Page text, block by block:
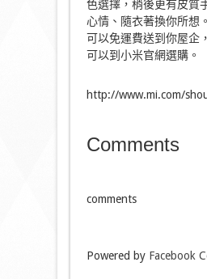
色選擇，稍後更有皮質
心情、隨衣著換你所想
可以免運費送到你屋企
可以到小米官網選購。
http://www.mi.com/
Comments
comments
Powered by Facebook